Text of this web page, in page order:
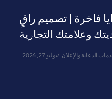
فاخرة | تصميم راقٍ
وعلامتك التجارية
الدعاية والإعلان يوليو 27, 2026